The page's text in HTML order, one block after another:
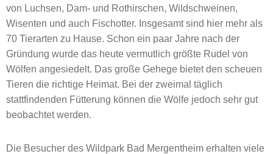
von Luchsen, Dam- und Rothirschen, Wildschweinen,
Wisenten und auch Fischotter. Insgesamt sind hier mehr als
70 Tierarten zu Hause. Schon ein paar Jahre nach der
Gründung wurde das heute vermutlich größte Rudel von
Wölfen angesiedelt. Das große Gehege bietet den scheuen
Tieren die richtige Heimat. Bei der zweimal täglich
stattfindenden Fütterung können die Wölfe jedoch sehr gut
beobachtet werden.
Die Besucher des Wildpark Bad Mergentheim erhalten viele